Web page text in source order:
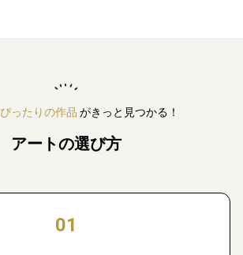
ぴったりの作品 がきっと見つかる！
アートの選び方
01